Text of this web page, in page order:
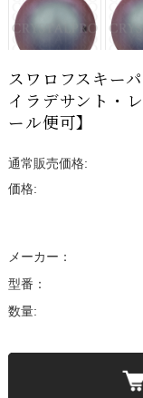
スワロフスキー
イラデサント
ール便可】
通常販売価格:
価格:
メーカー：
型番：
数量: